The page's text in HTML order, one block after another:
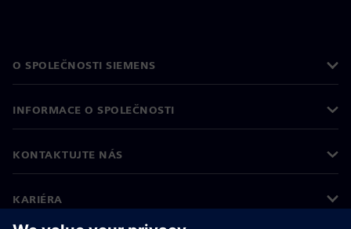
O SPOLEČNOSTI SIEMENS
INFORMACE O SPOLEČNOSTI
KONTAKTUJTE NÁS
KARIÉRA